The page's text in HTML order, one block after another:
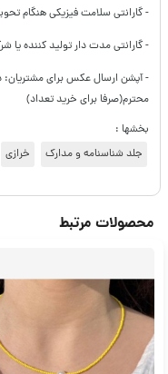
- گارانتی سلامت فیزیکی هنگام
- گارانتی مدت دار تولید کننده یا
- آپشن ارسال عکس برای مشتریان:
محترم(صرفا برای خرید تعداد)
بخشها :
جلد شناسنامه و مدارک
خرازی
محصولات مرتبط